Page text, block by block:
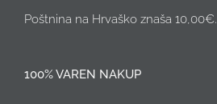
Poštnina na Hrvaško znaša 10,00€.
100% VAREN NAKUP